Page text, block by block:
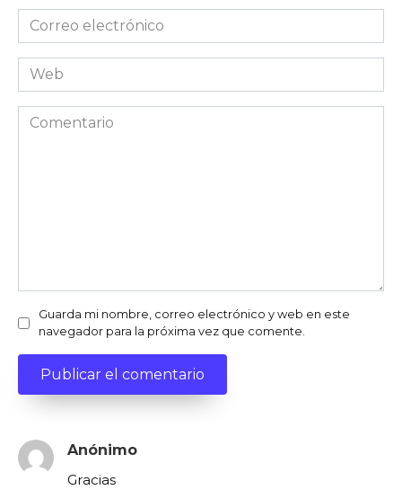
Correo
electrónico
Web
Comentario
Guarda mi nombre, correo electrónico y web en este
navegador para la próxima vez que comente.
Anónimo
Gracias